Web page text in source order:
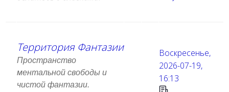
Территория Фантазии
Пространство
ментальной свободы и
чистой фантазии.
Воскресенье,
2026-07-19,
16:13